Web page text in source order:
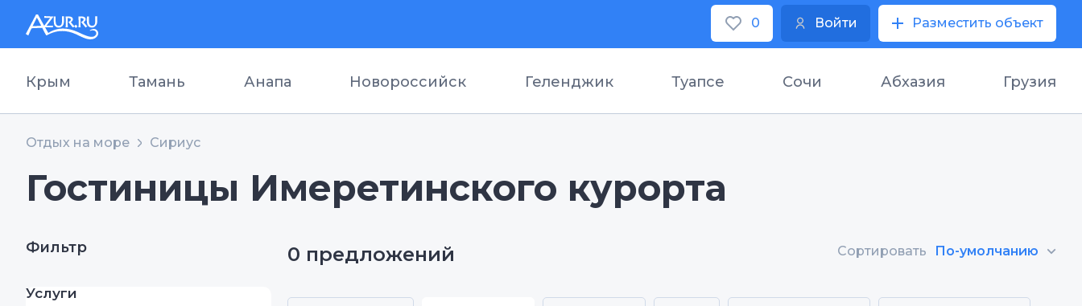
0 Войти Разместить объект
Крым Тамань Анапа Новороссийск Геленджик Туапсе Сочи Абхазия Грузия
Отдых на море Сириус
Гостиницы Имеретинского курорта
Фильтр
Услуги
0 предложений Сортировать По-умолчанию